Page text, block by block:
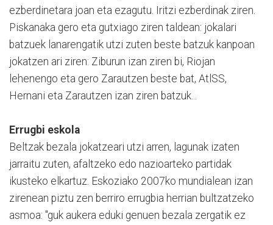
ezberdinetara joan eta ezagutu. Iritzi ezberdinak ziren.
Piskanaka gero eta gutxiago ziren taldean: jokalari
batzuek lanarengatik utzi zuten beste batzuk kanpoan
jokatzen ari ziren: Ziburun izan ziren bi, Riojan
lehenengo eta gero Zarautzen beste bat, AtlSS,
Hernani eta Zarautzen izan ziren batzuk...
Errugbi eskola
Beltzak bezala jokatzeari utzi arren, lagunak izaten
jarraitu zuten, afaltzeko edo nazioarteko partidak
ikusteko elkartuz. Eskoziako 2007ko mundialean izan
zirenean piztu zen berriro errugbia herrian bultzatzeko
asmoa: "guk aukera eduki genuen bezala zergatik ez